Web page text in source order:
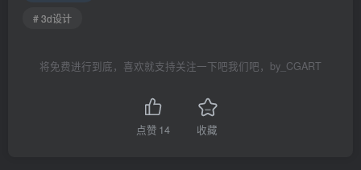
# 3d设计
将免费进行到底，喜欢就支持关注一下吧我们吧，by_CGART
点赞 14 收藏